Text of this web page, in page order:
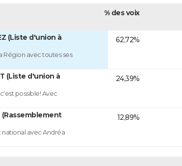
% des voix
(Liste d'union à
Région avec toutes ses
62,72%
(Liste d'union à
possible! Avec
24,39%
(Rassemblement
avec Andréa
12,89%